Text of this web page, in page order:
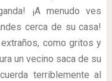
¡A menudo ves
cerca de su casa!
como gritos y
un vecino saca de su
terriblemente al